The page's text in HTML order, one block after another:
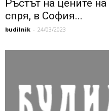
Ръстът на цените
спря, в София...
budilnik - 24/03/2023